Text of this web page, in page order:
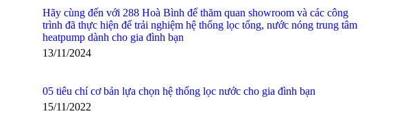
Hãy cùng đến với 288 Hoà Bình để thăm quan showroom và các công
trình đã thực hiện để trải nghiệm hệ thống lọc tổng, nước nóng trung tâm
heatpump dành cho gia đình bạn
13/11/2024
05 tiêu chí cơ bản lựa chọn hệ thống lọc nước cho gia đình bạn
15/11/2022